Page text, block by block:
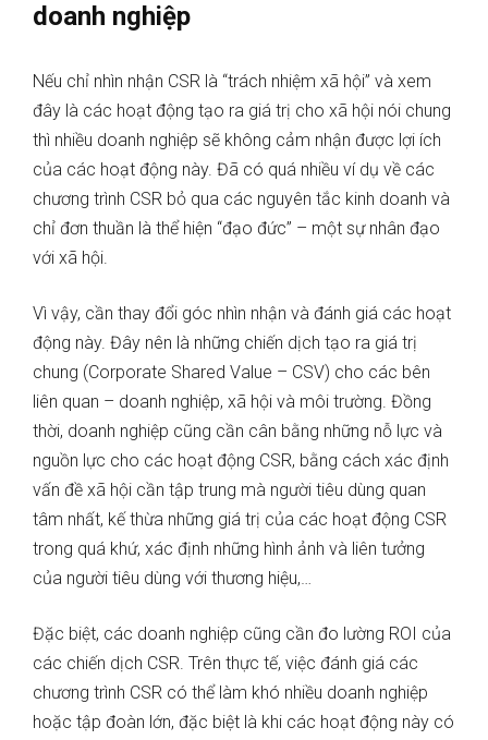
doanh nghiệp
Nếu chỉ nhìn nhận CSR là “trách nhiệm xã hội” và xem
đây là các hoạt động tạo ra giá trị cho xã hội nói chung
thì nhiều doanh nghiệp sẽ không cảm nhận được lợi ích
của các hoạt động này. Đã có quá nhiều ví dụ về các
chương trình CSR bỏ qua các nguyên tắc kinh doanh và
chỉ đơn thuần là thể hiện “đạo đức” – một sự nhân đạo
với xã hội.
Vì vậy, cần thay đổi góc nhìn nhận và đánh giá các hoạt
động này. Đây nên là những chiến dịch tạo ra giá trị
chung (Corporate Shared Value – CSV) cho các bên
liên quan – doanh nghiệp, xã hội và môi trường. Đồng
thời, doanh nghiệp cũng cần cân bằng những nỗ lực và
nguồn lực cho các hoạt động CSR, bằng cách xác định
vấn đề xã hội cần tập trung mà người tiêu dùng quan
tâm nhất, kế thừa những giá trị của các hoạt động CSR
trong quá khứ, xác định những hình ảnh và liên tưởng
của người tiêu dùng với thương hiệu,…
Đặc biệt, các doanh nghiệp cũng cần đo lường ROI của
các chiến dịch CSR. Trên thực tế, việc đánh giá các
chương trình CSR có thể làm khó nhiều doanh nghiệp
hoặc tập đoàn lớn, đặc biệt là khi các hoạt động này có